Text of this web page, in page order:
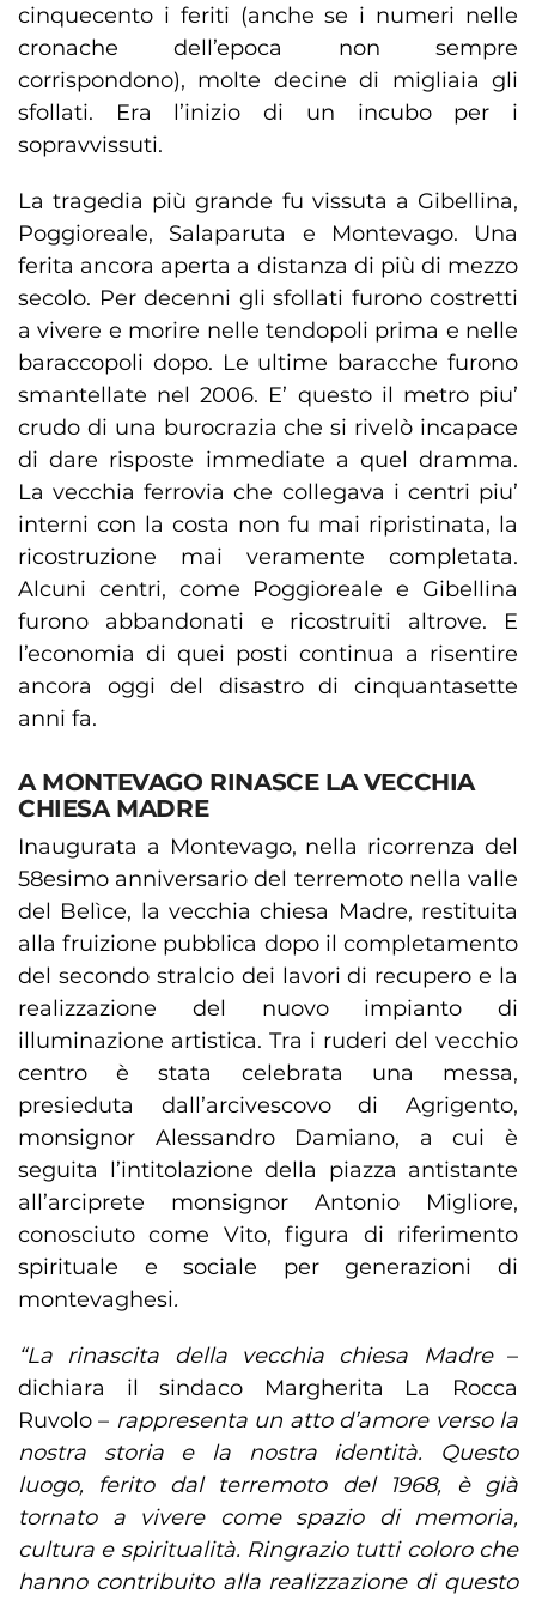
cinquecento i feriti (anche se i numeri nelle
cronache dell’epoca non sempre
corrispondono), molte decine di migliaia gli
sfollati. Era l’inizio di un incubo per i
sopravvissuti.
La tragedia più grande fu vissuta a Gibellina,
Poggioreale, Salaparuta e Montevago. Una
ferita ancora aperta a distanza di più di mezzo
secolo. Per decenni gli sfollati furono costretti
a vivere e morire nelle tendopoli prima e nelle
baraccopoli dopo. Le ultime baracche furono
smantellate nel 2006. E’ questo il metro piu’
crudo di una burocrazia che si rivelò incapace
di dare risposte immediate a quel dramma.
La vecchia ferrovia che collegava i centri piu’
interni con la costa non fu mai ripristinata, la
ricostruzione mai veramente completata.
Alcuni centri, come Poggioreale e Gibellina
furono abbandonati e ricostruiti altrove. E
l’economia di quei posti continua a risentire
ancora oggi del disastro di cinquantasette
anni fa.
A MONTEVAGO RINASCE LA VECCHIA
CHIESA MADRE
Inaugurata a Montevago, nella ricorrenza del
58esimo anniversario del terremoto nella valle
del Belìce, la vecchia chiesa Madre, restituita
alla fruizione pubblica dopo il completamento
del secondo stralcio dei lavori di recupero e la
realizzazione del nuovo impianto di
illuminazione artistica. Tra i ruderi del vecchio
centro è stata celebrata una messa,
presieduta dall’arcivescovo di Agrigento,
monsignor Alessandro Damiano, a cui è
seguita l’intitolazione della piazza antistante
all’arciprete monsignor Antonio Migliore,
conosciuto come Vito, figura di riferimento
spirituale e sociale per generazioni di
montevaghesi.
“La rinascita della vecchia chiesa Madre–
dichiara il sindaco Margherita La Rocca
Ruvolo – rappresenta un atto d’amore verso la
nostra storia e la nostra identità. Questo
luogo, ferito dal terremoto del 1968, è già
tornato a vivere come spazio di memoria,
cultura e spiritualità. Ringrazio tutti coloro che
hanno contribuito alla realizzazione di questo